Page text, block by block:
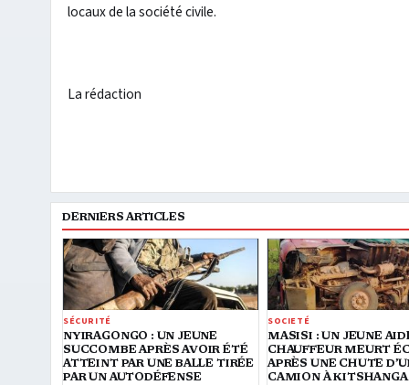
locaux de la société civile.
La rédaction
DERNIERS ARTICLES
SÉCURITÉ
NYIRAGONGO : UN JEUNE
SUCCOMBE APRÈS AVOIR ÉTÉ
ATTEINT PAR UNE BALLE TIRÉE
PAR UN AUTODÉFENSE
SOCIETÉ
MASISI : UN JEUNE
CHAUFFEUR MEURT
APRÈS UNE CHUTE
CAMION À KITSHANGA